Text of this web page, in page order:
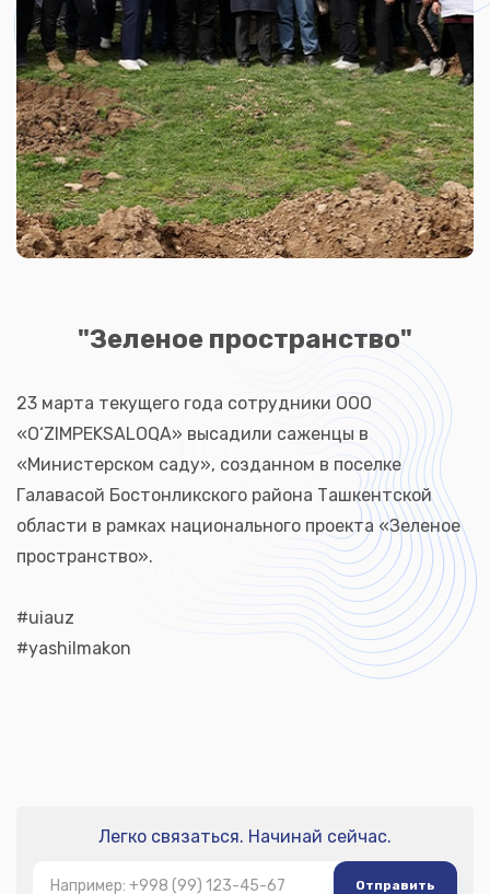
"Зеленое пространство"
23 марта текущего года сотрудники ООО
«O‘ZIMPEKSALOQA» высадили саженцы в
«Министерском саду», созданном в поселке
Галавасой Бостонликского района Ташкентской
области в рамках национального проекта «Зеленое
пространство».
#uiauz
#yashilmakon
Легко связаться. Начинай сейчас.
Отправить